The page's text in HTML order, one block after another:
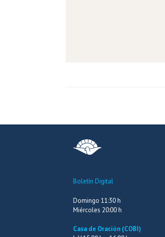
Boletín Digital
Domingo 11:30 h
Miércoles 20:00 h
Casa de Oración (COBI)